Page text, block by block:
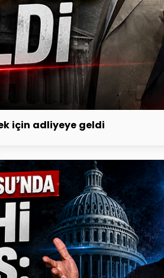
için adliyeye geldi